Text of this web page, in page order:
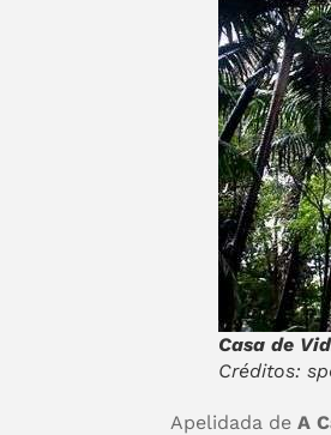
Casa de
Créditos:
Apelidada de A